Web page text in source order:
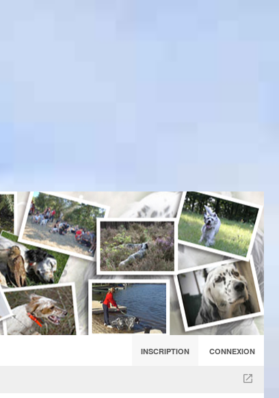
INSCRIPTION CONNEXION